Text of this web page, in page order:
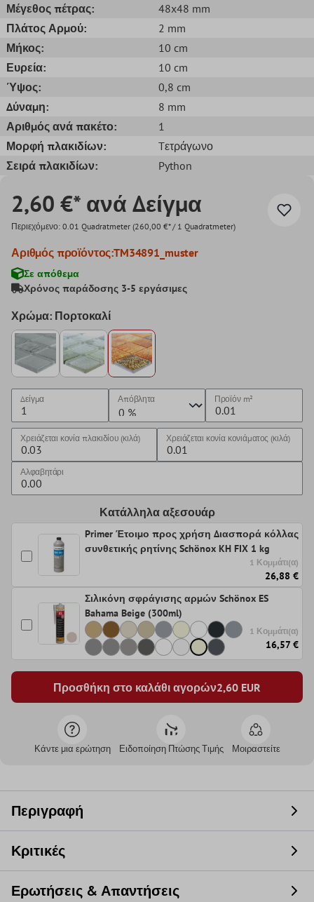
Μέγεθος πέτρας:
48x48 mm
Πλάτος Αρμού:
2 mm
Μήκος:
10 cm
Ευρεία:
10 cm
Ύψος:
0,8 cm
Δύναμη:
8 mm
Αριθμός ανά πακέτο:
1
Μορφή πλακιδίων:
Tετράγωνο
Σειρά πλακιδίων:
Python
2,60 €* ανά Δείγμα
Περιεχόμενο: 0.01 Quadratmeter (260,00 €* / 1 Quadratmeter)
Αριθμός προϊόντος:TM34891_muster
Σε απόθεμα
Χρόνος παράδοσης 3-5 εργάσιμες
Χρώμα: Πορτοκαλί
Δείγμα Απόβλητα Προϊόνm²
Χρειάζεται κονία πλακιδίου (κιλά) Χρειάζεται κονία κονιάματος (κιλά)
Αλφαβητάρι
Κατάλληλα αξεσουάρ
Primer Έτοιμο προς χρήση Διασπορά κόλλας
συνθετικής ρητίνης Schönox KH FIX 1 kg
1 Κομμάτι(α)
26,88 €
Σιλικόνη σφράγισης αρμών Schönox ES
Bahama Beige (300ml)
1 Κομμάτι(α)
16,57 €
Προσθήκη στο καλάθι αγορών2,60 EUR
Κάντε μια ερώτηση Ειδοποίηση Πτώσης Τιμής Μοιραστείτε
Περιγραφή
Κριτικές
Ερωτήσεις & Απαντήσεις